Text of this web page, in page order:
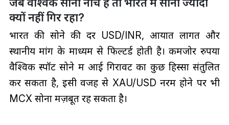
क्यों नहीं गिर रहा?
भारत की सोने की दर USD/INR, आयात लागत और
स्थानीय मांग के माध्यम से फिल्टर्ड होती है। कमजोर रुपया
वैश्विक स्पॉट सोने में आई गिरावट का कुछ हिस्सा संतुलित
कर सकता है, इसी वजह से XAU/USD नरम होने पर भी
MCX सोना मज़बूत रह सकता है।